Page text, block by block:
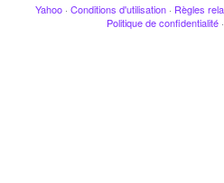
Yahoo · Conditions d'utilisation · Règles
Politique de confidentialité ·